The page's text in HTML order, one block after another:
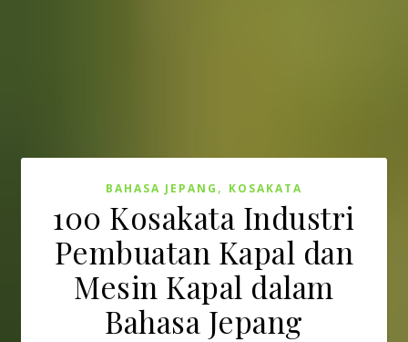
BAHASA JEPANG , KOSAKATA
100 Kosakata Industri
Pembuatan Kapal dan
Mesin Kapal dalam
Bahasa Jepang